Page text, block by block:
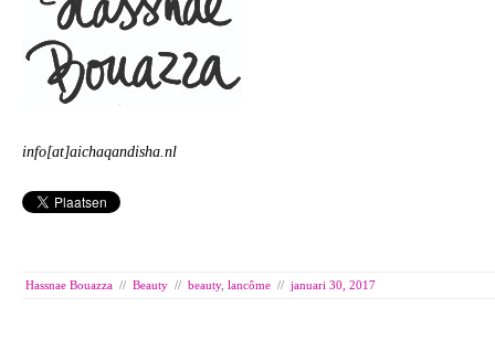
info[at]aichaqandisha.nl
Hassnae Bouazza // Beauty // beauty, lancôme // januari 30, 2017